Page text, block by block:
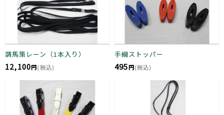
調馬策レーン（1本入り）
12,100円(税込)
手綱ストッパー
495円(税込)